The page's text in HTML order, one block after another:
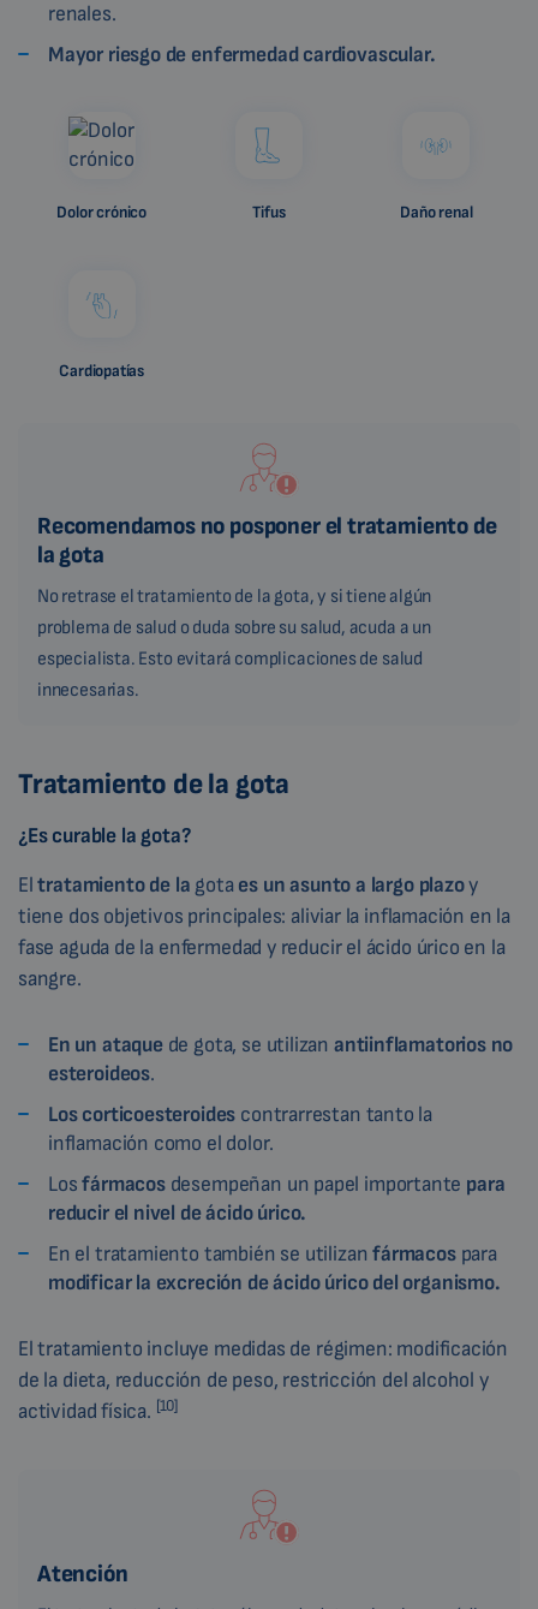
renales.
Mayor riesgo de enfermedad cardiovascular.
Dolor crónico Tifus Daño renal
Cardiopatías
Recomendamos no posponer el tratamiento de
la gota
No retrase el tratamiento de la gota, y si tiene algún
problema de salud o duda sobre su salud, acuda a un
especialista. Esto evitará complicaciones de salud
innecesarias.
Tratamiento de la gota
¿Es curable la gota?
Eltratamiento de lagotaes un asunto a largo plazoy
tiene dos objetivos principales: aliviar la inflamación en la
fase aguda de la enfermedad y reducir el ácido úrico en la
sangre.
En un ataque de gota, se utilizan antiinflamatorios no
esteroideos.
Los corticoesteroides contrarrestan tanto la
inflamación como el dolor.
Losfármacosdesempeñan un papel importante para
reducir el nivel de ácido úrico.
En el tratamiento también se utilizan fármacospara
modificar la excreción de ácido úrico del organismo.
El tratamiento incluye medidas de régimen: modificación
de la dieta, reducción de peso, restricción del alcohol y
actividad física. [10]
Atención